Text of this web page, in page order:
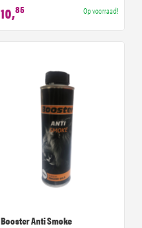
10,85 Op voorraad!
Booster Anti Smoke